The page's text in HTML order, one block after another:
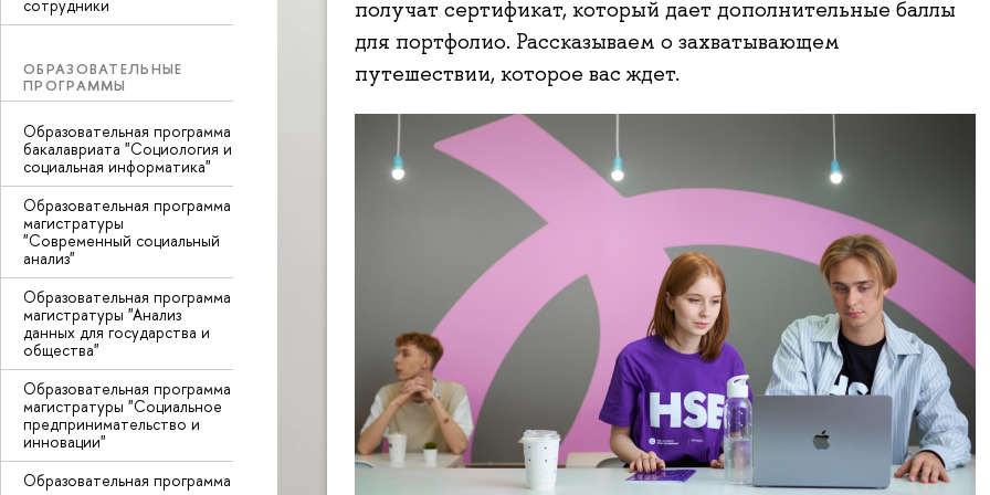
сотрудники
ОБРАЗОВАТЕЛЬНЫЕ
ПРОГРАММЫ
Образовательная программа
бакалавриата "Социология и
социальная информатика"
Образовательная программа
магистратуры
"Современный социальный
анализ"
Образовательная программа
магистратуры "Анализ
данных для государства и
общества"
Образовательная программа
магистратуры "Социальное
предпринимательство и
инновации"
Образовательная программа
получат сертификат, который дает дополнительные баллы
для портфолио. Рассказываем о захватывающем
путешествии, которое вас ждет.